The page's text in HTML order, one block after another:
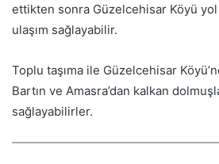
ettikten sonra Güzelcehisar Köyü yol
ulaşım sağlayabilir.
Toplu taşıma ile Güzelcehisar
Bartın ve Amasra’dan kalkan
sağlayabilirler.